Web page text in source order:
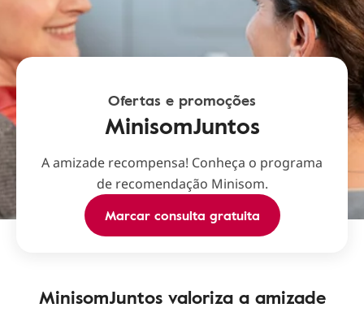
Ofertas e promoções
MinisomJuntos
A amizade recompensa! Conheça o programa
de recomendação Minisom.
Marcar consulta gratuita
MinisomJuntos valoriza a amizade